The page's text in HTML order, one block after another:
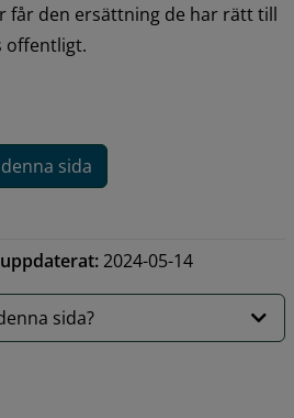
får den ersättning de har rätt till
offentligt.
sida
2024-05-14
sida?